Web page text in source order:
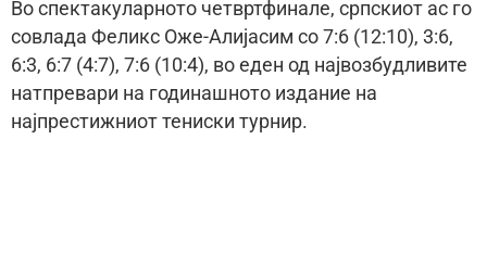
Во спектакуларното четвртфинале, српскиот ас го
совлада Феликс Оже-Алијасим со 7:6 (12:10), 3:6,
6:3, 6:7 (4:7), 7:6 (10:4), во еден од највозбудливите
натпревари на годинашното издание на
најпрестижниот тениски турнир.